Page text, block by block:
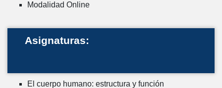
Modalidad Online
Asignaturas:
El cuerpo humano: estructura y función